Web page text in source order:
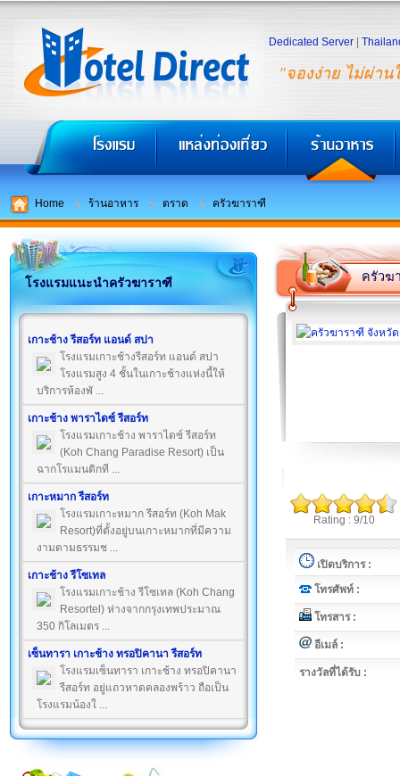
"จองง่าย ไม่ผ่าน
Dedicated Server
Home ร้านอาหาร ตราด ครัวฆาราฑี
โรงแรมแนะนำครัวฆาราฑี
เกาะช้าง รีสอร์ท แอนด์ สปา
โรงแรมเกาะช้างรีสอร์ท แอนด์ สปา
โรงแรมสูง 4 ชั้นในเกาะช้างแห่งนี้ให้
บริการห้องพั ...
เกาะช้าง พาราไดซ์ รีสอร์ท
โรงแรมเกาะช้าง พาราไดซ์ รีสอร์ท
(Koh Chang Paradise Resort) เป็น
ฉากโรแมนติกที ...
เกาะหมาก รีสอร์ท
โรงแรมเกาะหมาก รีสอร์ท (Koh Mak
Resort)ที่ตั้งอยู่บนเกาะหมากที่มีความ
งามตามธรรมช ...
เกาะช้าง รีโซเทล
โรงแรมเกาะช้าง รีโซเทล (Koh Chang
Resortel) ห่างจากกรุงเทพประมาณ
350 กิโลเมตร ...
เซ็นทารา เกาะช้าง ทรอปิคานา รีสอร์ท
โรงแรมเซ็นทารา เกาะช้าง ทรอปิคานา
รีสอร์ท อยู่แถวหาดคลองพร้าว ถือเป็น
โรงแรมน้องใ ...
ครัวฆ
Rating : 9/10
เปิดบริการ :
โทรศัพท์ :
โทรสาร :
อีเมล์ :
รางวัลที่ได้รับ :